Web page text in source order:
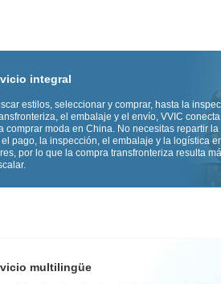
integral
estilos, seleccionar y comprar, hasta la
el embalaje y el envío, VVIC
comprar moda en China. No necesitas repartir
pago, la inspección, el embalaje y la logística
por lo que la compra transfronteriza resulta
multilingüe